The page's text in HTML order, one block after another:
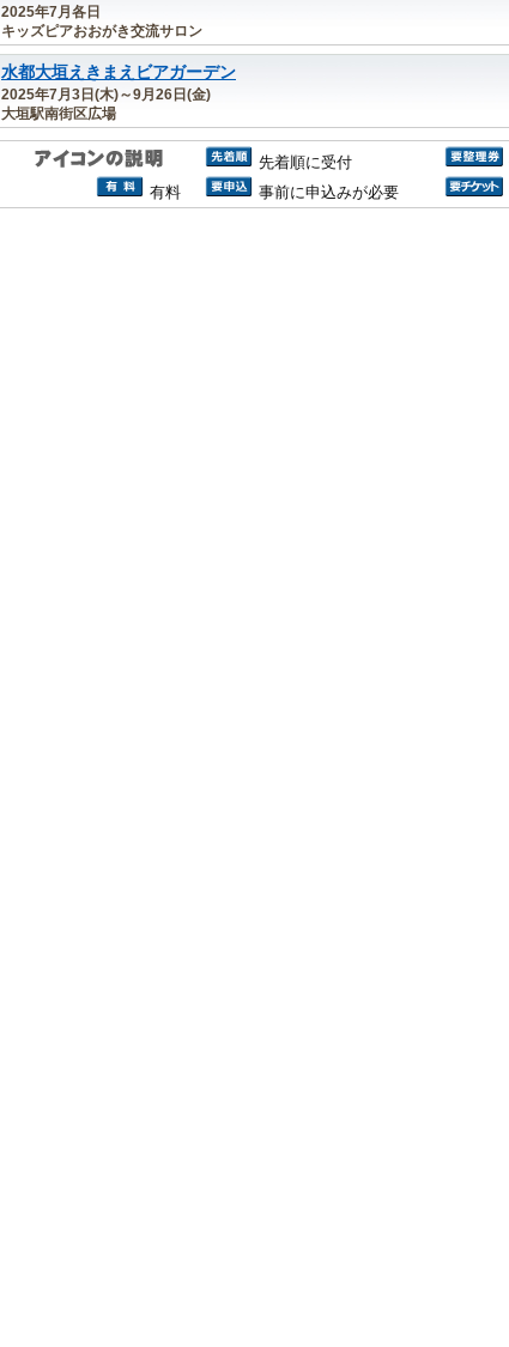
2025年7月各日
キッズピアおおがき交流サロン
水都大垣えきまえビアガーデン
2025年7月3日(木)～9月26日(金)
大垣駅南街区広場
先着順に受付
有料
事前に申込みが必要